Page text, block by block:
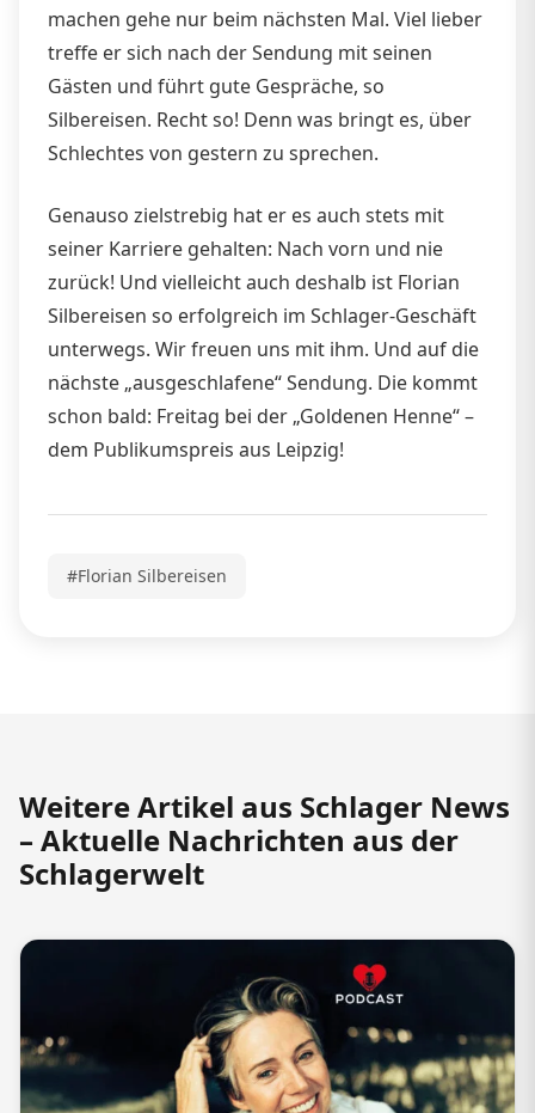
machen gehe nur beim nächsten Mal. Viel lieber
treffe er sich nach der Sendung mit seinen
Gästen und führt gute Gespräche, so
Silbereisen. Recht so! Denn was bringt es, über
Schlechtes von gestern zu sprechen.
Genauso zielstrebig hat er es auch stets mit
seiner Karriere gehalten: Nach vorn und nie
zurück! Und vielleicht auch deshalb ist Florian
Silbereisen so erfolgreich im Schlager-Geschäft
unterwegs. Wir freuen uns mit ihm. Und auf die
nächste „ausgeschlafene“ Sendung. Die kommt
schon bald: Freitag bei der „Goldenen Henne“ –
dem Publikumspreis aus Leipzig!
#Florian Silbereisen
Weitere Artikel aus Schlager News
– Aktuelle Nachrichten aus der
Schlagerwelt